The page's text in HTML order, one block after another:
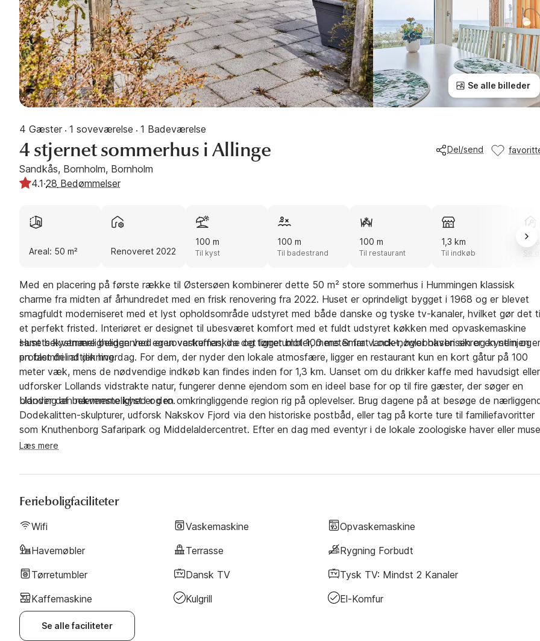
Se alle billeder
4 Gæster · 1 soveværelse · 1 Badeværelse
4 stjernet sommerhus i Allinge
Sandkås, Bornholm, Bornholm
Del/send
4.1·28 Bedømmelser
Areal: 50 m² Renoveret 2022
100 m
Til kyst
100 m
Til badestrand
100 m
Til restaurant
1,3 km
Til indkøb Se
Med en placering på første række til Østersøen kombinerer dette 50 m² store sommerhus i Hummingen klassisk
charme fra midten af århundredet med en frisk renovering fra 2022. Huset er oprindeligt bygget i 1968 og er blevet
smagfuldt moderniseret med et lyst opholdsområde udstyret med både danske og tyske tv-kanaler, hvilket gør det
et perfekt fristed. Interiøret er designet til ubesværet komfort med et fuldt udstyret køkken med opvaskemaskine
samt bekvemmeligheden ved egen vaskemaskine og tørretumbler, mens Smart Lock-nøgleboksen sikrer en nem og
problemfri indtjekning.
Husets kystnære beliggenhed er uovertruffen, da det ligger blot 100 meter fra vandet, hvor havbrisen og kystlinjen er
en fast del af din hverdag. For dem, der nyder den lokale atmosfære, ligger en restaurant kun en kort gåtur på 100
meter væk, mens de nødvendige indkøb kan findes inden for 1,3 km. Uanset om du drikker kaffe med havudsigt eller
udforsker Lollands vidstrakte natur, fungerer denne ejendom som en ideel base for op til fire gæster, der søger en
blanding af bekvemmelighed og ro.
Udover den nærmeste kyst er den omkringliggende region rig på oplevelser. Brug dagene på at besøge de
Dodekalitten-skulpturer, udforsk Nakskov Fjord via den historiske postbåd, eller tag på korte ture til familiefavoritter
som Knuthenborg Safaripark og Middelaldercentret. Efter en dag med eventyr i de lokale zoologiske haver eller
kan du vende tilbage til dette rolige fristed og slappe af ved vandkanten i et hjem, der føles både nostalgisk og
Læs mere
Ferieboligfaciliteter
Wifi Vaskemaskine
Opvaskemaskine
Havemøbler
Terrasse
Rygning Forbudt
Tørretumbler
Dansk TV
Tysk TV: Mindst 2 Kanaler
Kaffemaskine
Kulgrill El-Komfur
Se alle faciliteter